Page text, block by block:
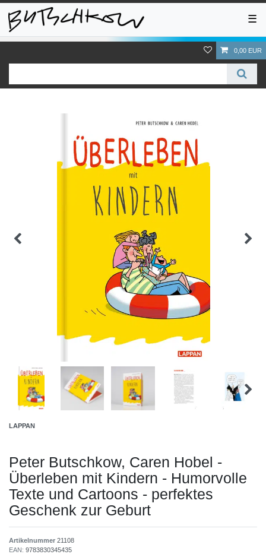
☰
0,00 EUR
LAPPAN
Peter Butschkow, Caren Hobel -
Überleben mit Kindern - Humorvolle
Texte und Cartoons - perfektes
Geschenk zur Geburt
Artikelnummer 21108
EAN: 9783830345435